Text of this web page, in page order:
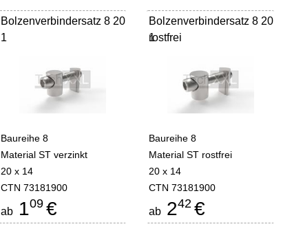
Bolzenverbindersatz 8 20
1
Baureihe 8
Material ST verzinkt
20 x 14
CTN 73181900
ab 109 €
Bolzenverbindersatz 8 20
rostfrei
1
Baureihe 8
Material ST rostfrei
20 x 14
CTN 73181900
ab 242 €